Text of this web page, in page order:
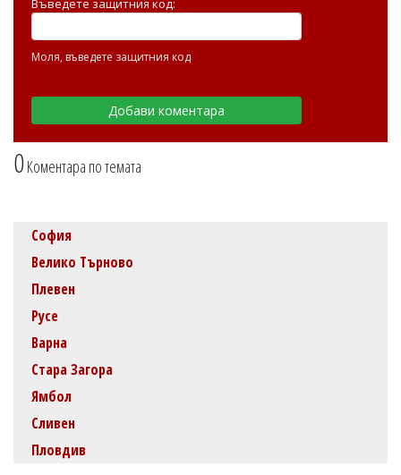
0Коментара по темата
Въведете защитния код:
Моля, въведете защитния код
София
Велико Търново
Плевен
Русе
Варна
Стара Загора
Ямбол
Сливен
Пловдив